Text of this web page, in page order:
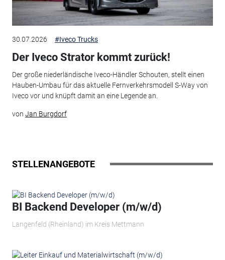
30.07.2026 #Iveco Trucks
Der Iveco Strator kommt zurück!
Der große niederländische Iveco-Händler Schouten, stellt einen
Hauben-Umbau für das aktuelle Fernverkehrsmodell S-Way von
Iveco vor und knüpft damit an eine Legende an.
von Jan Burgdorf
STELLENANGEBOTE
BI Backend Developer (m/w/d)
Langenfeld (Rheinland) im Kreis Mettmann